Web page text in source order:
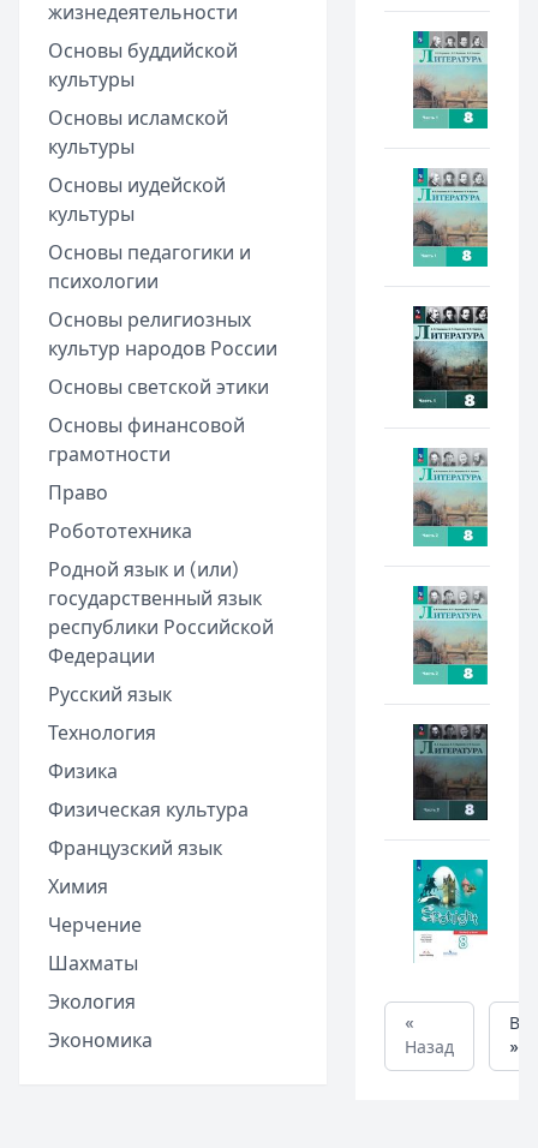
жизнедеятельности
Основы буддийской
культуры
Основы исламской
культуры
Основы иудейской
культуры
Основы педагогики и
психологии
Основы религиозных
культур народов России
Основы светской этики
Основы финансовой
грамотности
Право
Робототехника
Родной язык и (или)
государственный язык
республики Российской
Федерации
Русский язык
Технология
Физика
Физическая культура
Французский язык
Химия
Черчение
Шахматы
Экология
Экономика
«
Назад
»